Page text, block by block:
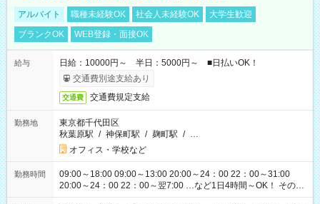
アルバイト 職種未経験OK 社会人未経験OK
大学生歓迎
ブランクOK
WEB登録・面接OK
給与
日給：10000円～ 半日：5000円～ ■日払いOK！
交通費別途支給あり
交通費 交通費規定支給
勤務地
東京都千代田区
秋葉原駅 / 神保町駅 / 麹町駅 / …
オフィス・学校など
勤務時間
09:00～18:00 09:00～13:00 20:00～24：00 22：00～31:00
20:00～24：00 22：00～翌7:00 …など1日4時間～OK！ その他
シフトもございます！ お気軽にご相談ください！